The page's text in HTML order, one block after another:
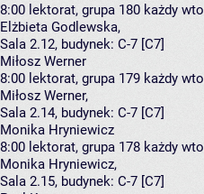
8:00 lektorat, grupa 180 każdy
Elżbieta Godlewska,
Sala 2.12, budynek: C-7 [C7]
Miłosz Werner
8:00 lektorat, grupa 179 każdy
Miłosz Werner,
Sala 2.14, budynek: C-7 [C7]
Monika Hryniewicz
8:00 lektorat, grupa 178 każdy
Monika Hryniewicz,
Sala 2.15, budynek: C-7 [C7]